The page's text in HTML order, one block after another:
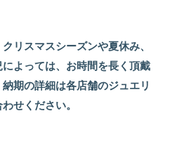
リスマスシーズンや夏休み、
よっては、お時間を長く頂戴
期の詳細は各店舗のジュエリ
せください。